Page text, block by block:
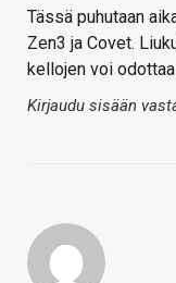
Tässä puhutaan
Zen3 ja Covet.
kellojen voi
Kirjaudu sisään